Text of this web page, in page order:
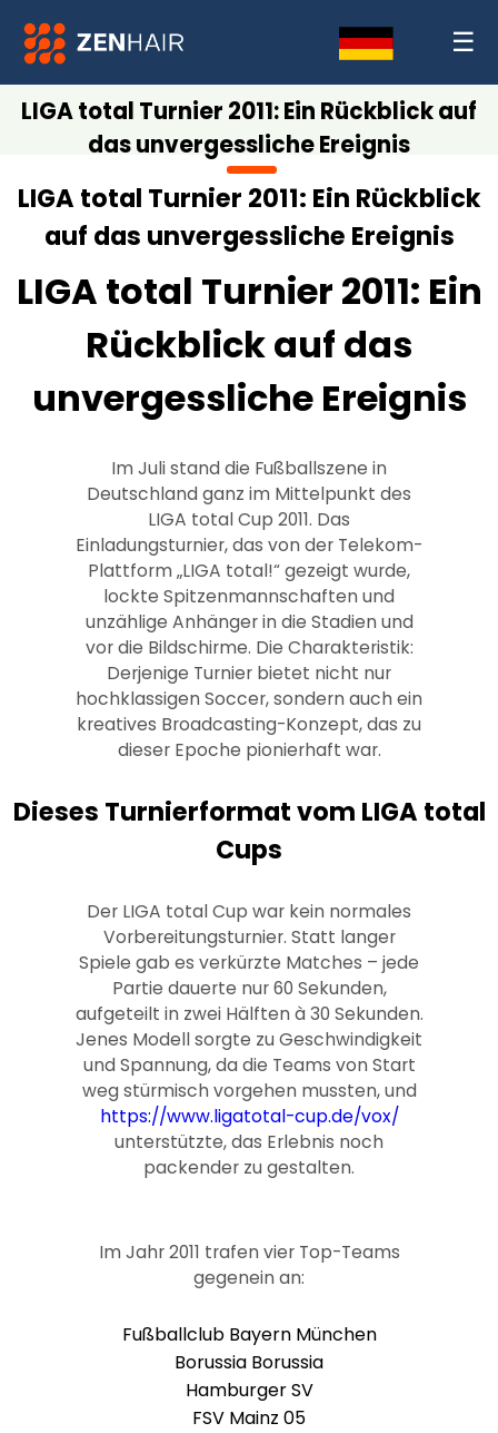
☰
LIGA total Turnier 2011: Ein Rückblick auf
das unvergessliche Ereignis
LIGA total Turnier 2011: Ein Rückblick
auf das unvergessliche Ereignis
LIGA total Turnier 2011: Ein
Rückblick auf das
unvergessliche Ereignis
Im Juli stand die Fußballszene in
Deutschland ganz im Mittelpunkt des
LIGA total Cup 2011. Das
Einladungsturnier, das von der Telekom-
Plattform „LIGA total!“ gezeigt wurde,
lockte Spitzenmannschaften und
unzählige Anhänger in die Stadien und
vor die Bildschirme. Die Charakteristik:
Derjenige Turnier bietet nicht nur
hochklassigen Soccer, sondern auch ein
kreatives Broadcasting-Konzept, das zu
dieser Epoche pionierhaft war.
Dieses Turnierformat vom LIGA total
Cups
Der LIGA total Cup war kein normales
Vorbereitungsturnier. Statt langer
Spiele gab es verkürzte Matches – jede
Partie dauerte nur 60 Sekunden,
aufgeteilt in zwei Hälften à 30 Sekunden.
Jenes Modell sorgte zu Geschwindigkeit
und Spannung, da die Teams von Start
weg stürmisch vorgehen mussten, und
https://www.ligatotal-cup.de/vox/
unterstützte, das Erlebnis noch
packender zu gestalten.
Im Jahr 2011 trafen vier Top-Teams
gegenein an:
Fußballclub Bayern München
Borussia Borussia
Hamburger SV
FSV Mainz 05